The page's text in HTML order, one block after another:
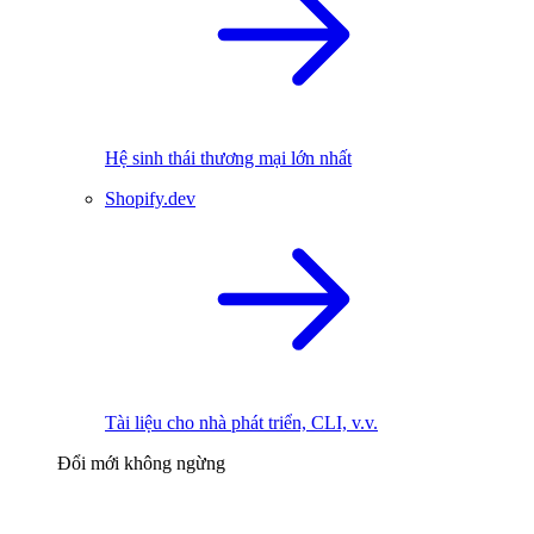
Hệ sinh thái thương mại lớn nhất
Shopify.dev
Tài liệu cho nhà phát triển, CLI, v.v.
Đổi mới không ngừng